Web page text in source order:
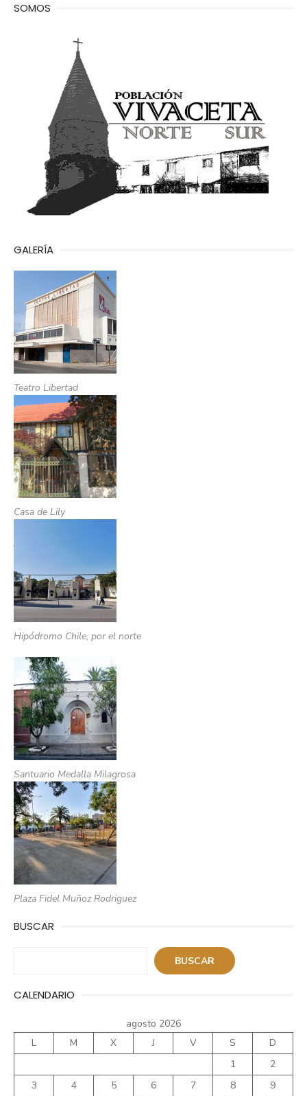
SOMOS
GALERÍA
Teatro Libertad
Casa de Lily
Hipódromo Chile, por el norte
Santuario Medalla Milagrosa
Plaza Fidel Muñoz Rodriguez
BUSCAR
BUSCAR
CALENDARIO
agosto 2026
L
M X J V S
D
1
2
3
4 5 6 7 8
9